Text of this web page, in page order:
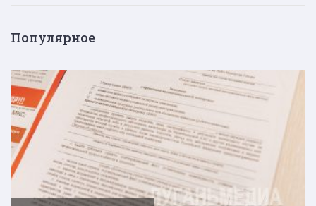
Популярное